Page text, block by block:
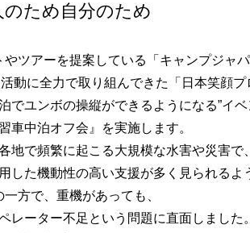
のため自分のため
ツアーを提案している「キャンプジャパ
動に全力で取り組んできた「日本笑顔プ
でユンボの操縦ができるようになる”イベ
車中泊オフ会』を実施します。
地で頻繁に起こる大規模な水害や災害で、
した機動性の高い支援が多く見られるよ
一方で、重機があっても、
レーター不足という問題に直面しました。